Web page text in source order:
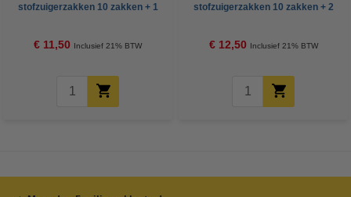
stofzuigerzakken 10 zakken + 1
€ 11,50 Inclusief 21% BTW
stofzuigerzakken 10 zakken + 2
€ 12,50 Inclusief 21% BTW